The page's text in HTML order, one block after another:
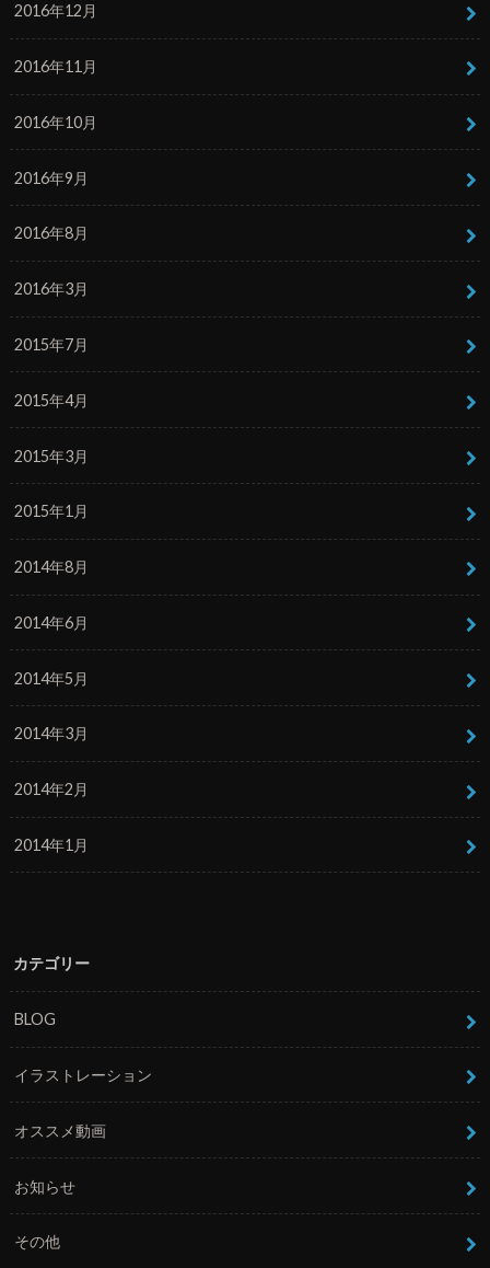
2016年12月
2016年11月
2016年10月
2016年9月
2016年8月
2016年3月
2015年7月
2015年4月
2015年3月
2015年1月
2014年8月
2014年6月
2014年5月
2014年3月
2014年2月
2014年1月
カテゴリー
BLOG
イラストレーション
オススメ動画
お知らせ
その他